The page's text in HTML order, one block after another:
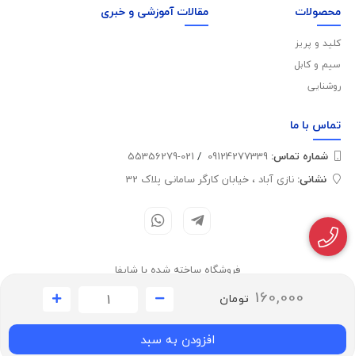
160,000 تومان
افزودن به سبد
محصولات
کلید و پریز
سیم و کابل
روشنایی
مقالات آموزشی و خبری
تماس با ما
شماره تماس‌: /
021-55356279
نشانی: نازی آباد ، خیابان کارگر سامانی پلاک 32
فروشگاه ساخته شده با شاپفا